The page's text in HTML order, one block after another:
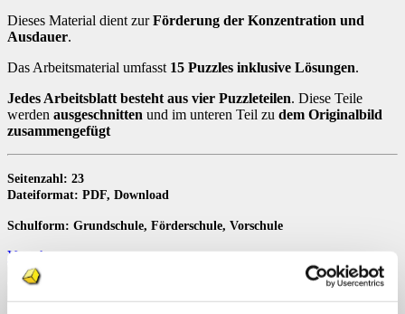
Dieses Material dient zurFörderung der Konzentration und
Ausdauer.
Das Arbeitsmaterial umfasst 15 Puzzles inklusive Lösungen.
Jedes Arbeitsblatt besteht aus vier Puzzleteilen. Diese Teile
werden ausgeschnitten und im unteren Teil zu dem Originalbild
zusammengefügt
Seitenzahl: 23
Dateiformat: PDF, Download
Schulform: Grundschule, Förderschule, Vorschule
Vorschau
Tierische
Puzzles
mit